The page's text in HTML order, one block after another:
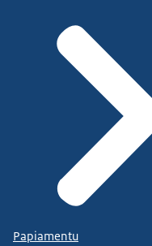
Papiamentu